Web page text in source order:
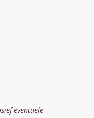
eventuele